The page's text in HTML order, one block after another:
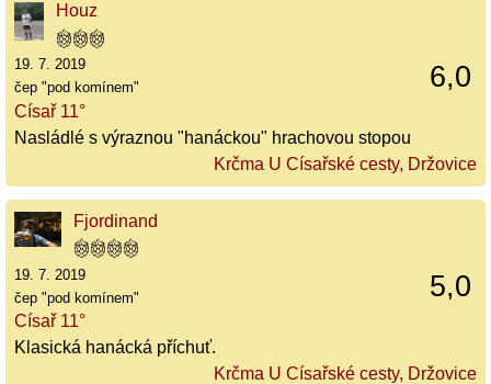
Houz
6,0
19. 7. 2019
čep "pod komínem"
Císař 11°
Nasládlé s výraznou "hanáckou" hrachovou stopou
Krčma U Císařské cesty, Držovice
Fjordinand
5,0
19. 7. 2019
čep "pod komínem"
Císař 11°
Klasická hanácká příchuť.
Krčma U Císařské cesty, Držovice